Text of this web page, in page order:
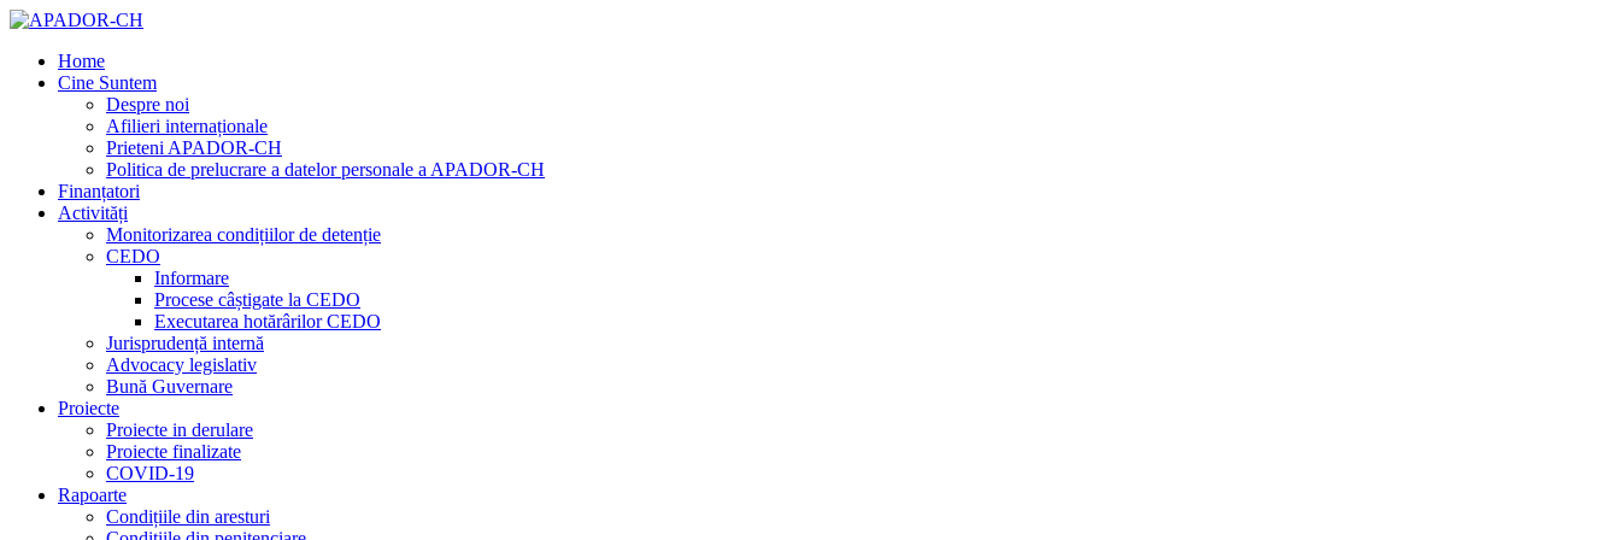
Home
Cine Suntem
Despre noi
Afilieri internaționale
Prieteni APADOR-CH
Politica de prelucrare a datelor personale a APADOR-CH
Finanțatori
Activități
Monitorizarea condițiilor de detenție
CEDO
Informare
Procese câștigate la CEDO
Executarea hotărârilor CEDO
Jurisprudență internă
Advocacy legislativ
Bună Guvernare
Proiecte
Proiecte in derulare
Proiecte finalizate
COVID-19
Rapoarte
Condițiile din aresturi